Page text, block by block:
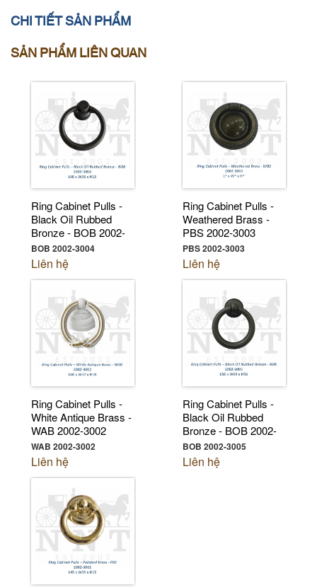
CHI TIẾT SẢN PHẨM
SẢN PHẨM LIÊN QUAN
Ring Cabinet Pulls -
Black Oil Rubbed
Bronze - BOB 2002-
3004
BOB 2002-3004
Liên hệ
Ring Cabinet Pulls -
Weathered Brass -
PBS 2002-3003
PBS 2002-3003
Liên hệ
Ring Cabinet Pulls -
White Antique Brass -
WAB 2002-3002
WAB 2002-3002
Liên hệ
Ring Cabinet Pulls -
Black Oil Rubbed
Bronze - BOB 2002-
3005
BOB 2002-3005
Liên hệ